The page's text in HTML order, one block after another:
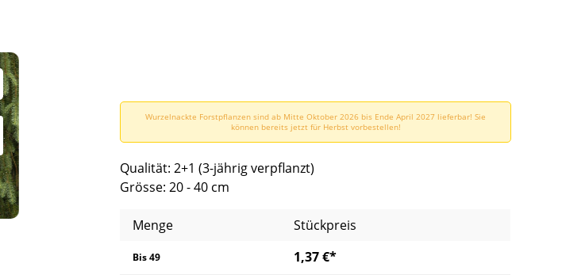
Wurzelnackte Forstpflanzen sind ab Mitte Oktober 2026 bis Ende April 2027 lieferbar! Sie
können bereits jetzt für Herbst vorbestellen!
Qualität: 2+1 (3-jährig verpflanzt)
Grösse: 20 - 40 cm
Menge Stückpreis
Bis49 1,37 €*